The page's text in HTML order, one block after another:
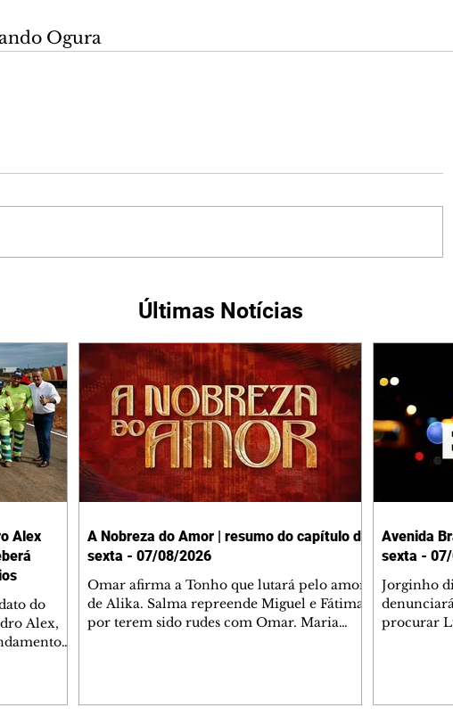
Ogura
Últimas Notícias
Alex
do
Alex,
A Nobreza do Amor | resumo do capítulo de
sexta - 07/08/2026
Omar afirma a Tonho que lutará pelo amor
de Alika. Salma repreende Miguel e Fátima
por terem sido rudes com Omar. Maria
Avenida
sexta -
Jorginho
procurar